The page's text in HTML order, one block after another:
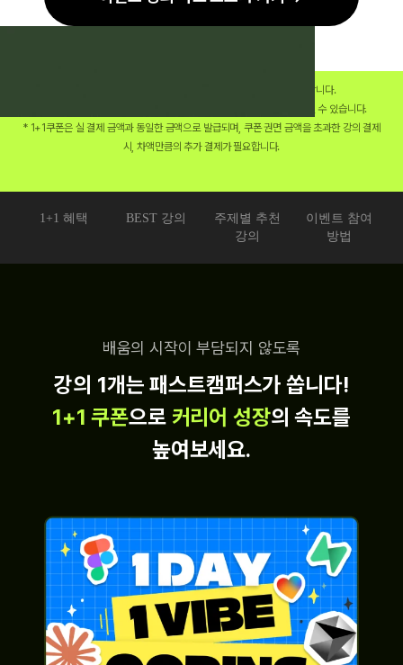
합니다.
를 눌러 미리 확인하실 수 있습니다.
* 1+1쿠폰은 실 결제 금액과 동일한 금액으로 발급되며, 쿠폰 권면 금액을 초과한 강의 결제
시, 차액만큼의 추가 결제가 필요합니다.
1+1 혜택 BEST 강의
주제별 추천
강의
이벤트 참여
방법
배움의 시작이 부담되지 않도록
강의 1개는 패스트캠퍼스가 쏩니다!
1+1 쿠폰으로커리어 성장의 속도를
높여보세요.